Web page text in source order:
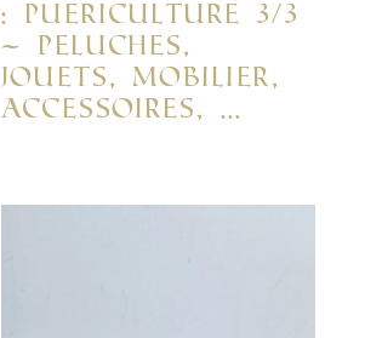
: PUERICULTURE 3/3
– PELUCHES,
JOUETS, MOBILIER,
ACCESSOIRES, …